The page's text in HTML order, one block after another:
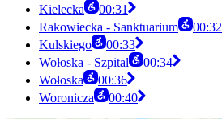
Kielecka
00:31
Rakowiecka - Sanktuarium
00:32
Kulskiego
00:33
Wołoska - Szpital
00:34
Wołoska
00:36
Woronicza
00:40